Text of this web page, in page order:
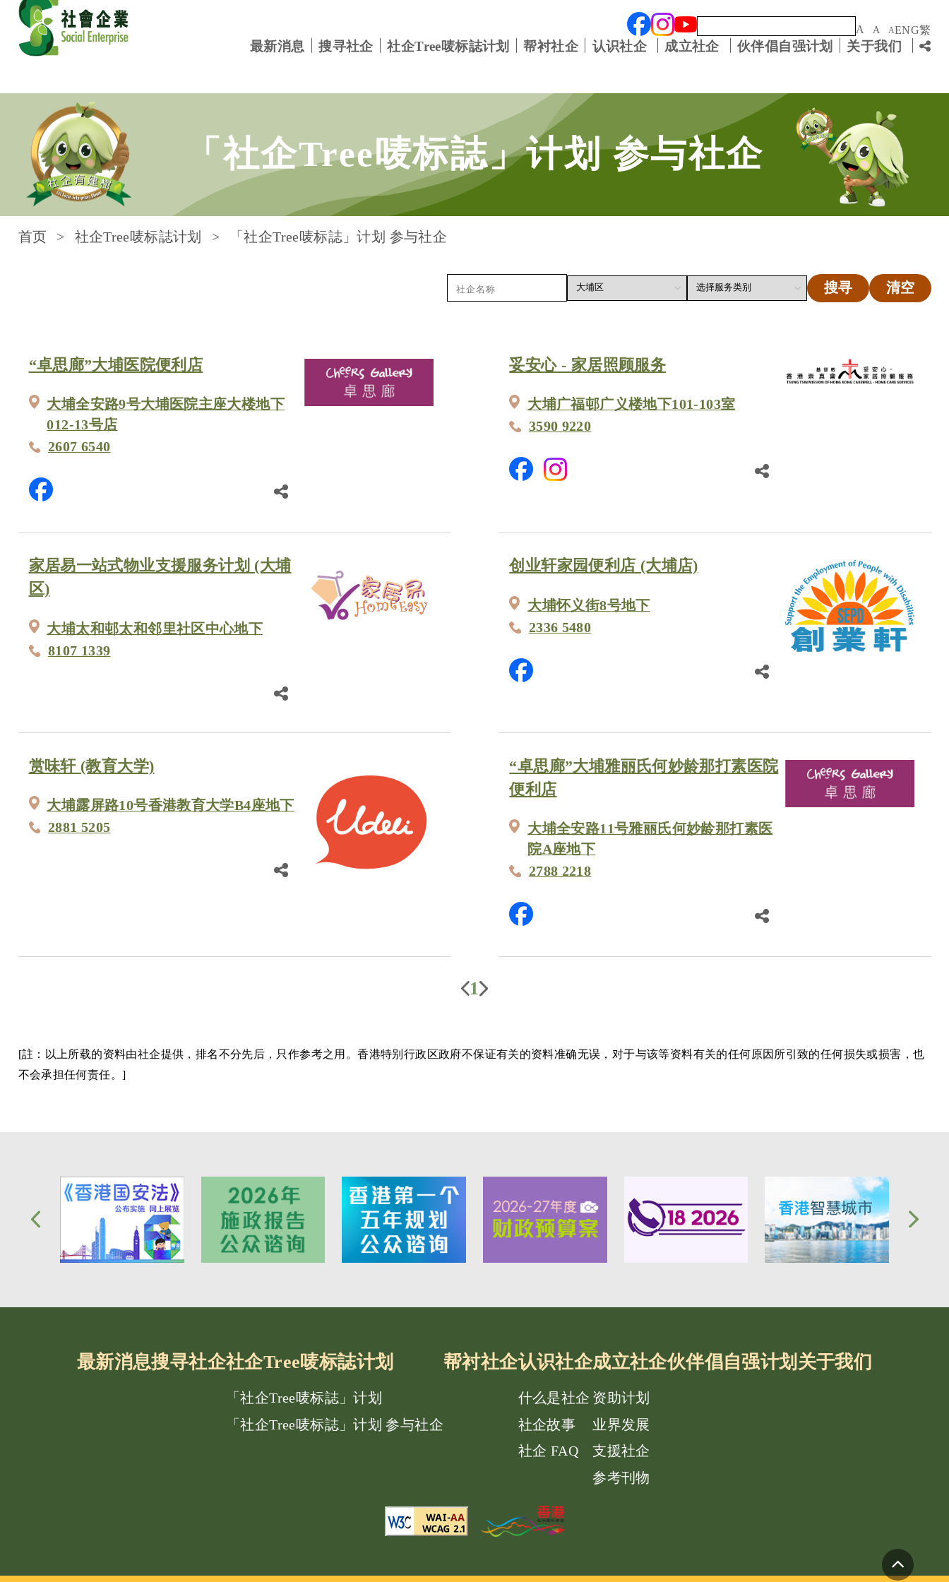
关键字 A A AENG繁
最新消息 搜寻社企 社企Tree唛标誌计划 帮衬社企 认识社企 成立社企 伙伴倡自强计划 关于我们
「社企Tree唛标誌」计划参与社企
首页 社企Tree唛标誌计划 「社企Tree唛标誌」计划 参与社企
搜寻 清空
“卓思廊”大埔医院便利店
大埔全安路9号大埔医院主座大楼地下
012-13号店
2607 6540
妥安心 - 家居照顾服务
大埔广福邨广义楼地下101-103室
3590 9220
家居易一站式物业支援服务计划 (大埔
区)
大埔太和邨太和邻里社区中心地下
8107 1339
创业轩家园便利店 (大埔店)
大埔怀义街8号地下
2336 5480
赏味轩 (教育大学)
大埔露屏路10号香港教育大学B4座地下
2881 5205
“卓思廊”大埔雅丽氏何妙龄那打素医院
便利店
大埔全安路11号雅丽氏何妙龄那打素医
院A座地下
2788 2218
1
[註：以上所载的资料由社企提供，排名不分先后，只作参考之用。香港特别行政区政府不保证有关的资料准确无误，对于与该等资料有关的任何原因所引致的任何损失或损害，也
不会承担任何责任。]
最新消息搜寻社企社企Tree唛标誌计划
「社企Tree唛标誌」计划
「社企Tree唛标誌」计划 参与社企
帮衬社企认识社企
什么是社企
社企故事
社企 FAQ
成立社企
资助计划
业界发展
支援社企
参考刊物
伙伴倡自强计划 关于我们